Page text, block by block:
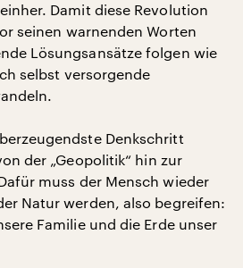
Damit diese Revolution
seinen warnenden Worten
Lösungsansätze folgen wie
selbst versorgende
Denkschritt
der „Geopolitik“ hin zur
muss der Mensch wieder
Natur werden, also begreifen:
Familie und die Erde unser